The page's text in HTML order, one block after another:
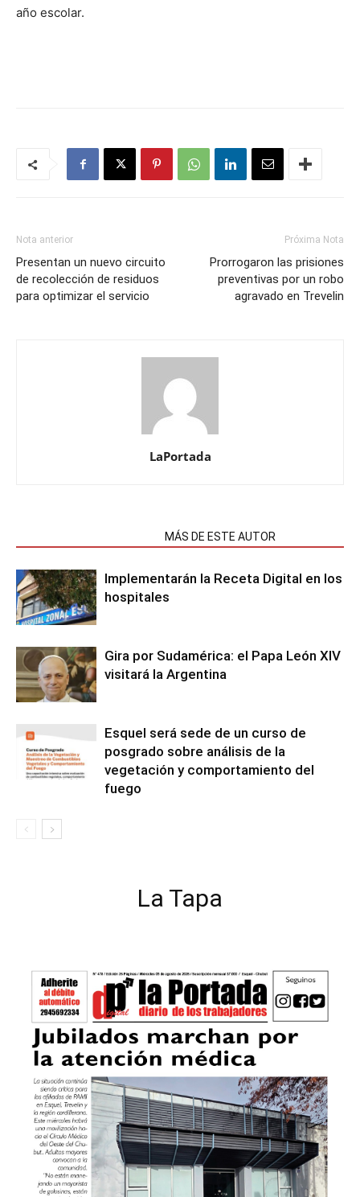
año escolar.
Nota anterior
Presentan un nuevo circuito
de recolección de residuos
para optimizar el servicio
Próxima Nota
Prorrogaron las prisiones
preventivas por un robo
agravado en Trevelin
LaPortada
MÁS DE ESTE AUTOR
Implementarán la Receta Digital en los
hospitales
Gira por Sudamérica: el Papa León XIV
visitará la Argentina
Esquel será sede de un curso de
posgrado sobre análisis de la
vegetación y comportamiento del
fuego
La Tapa